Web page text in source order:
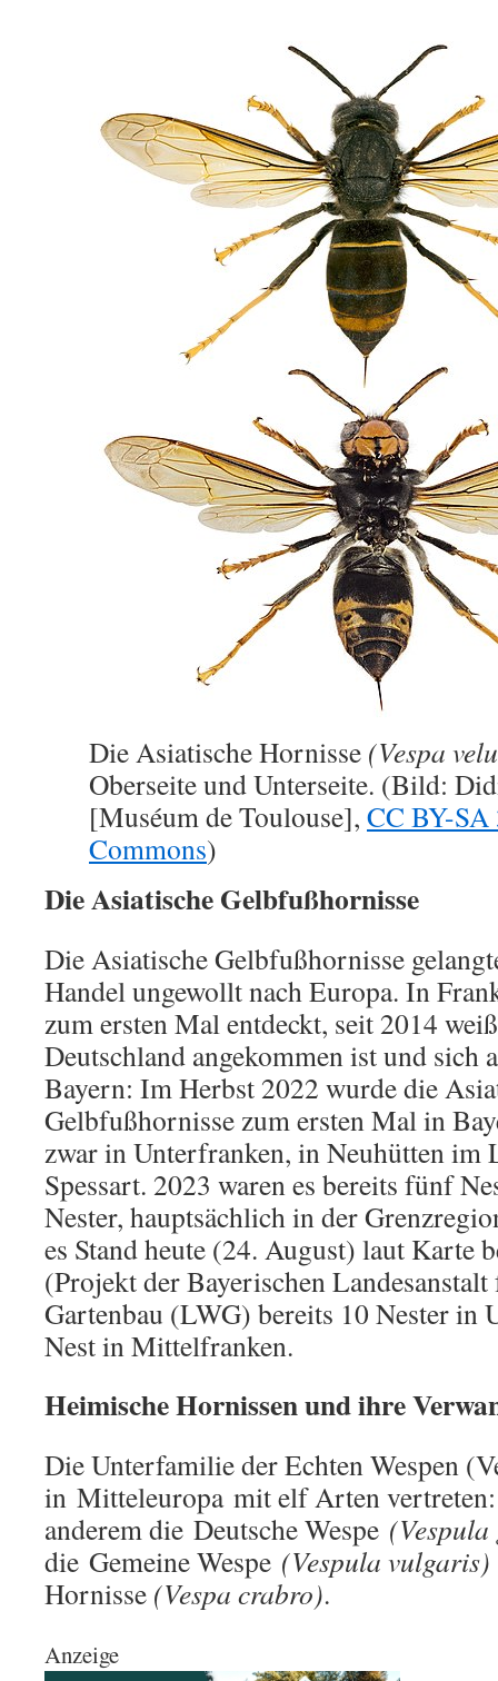
Die Asiatische Hornisse (Vespa
Oberseite und Unterseite. (Bild:
[Muséum de Toulouse], CC BY-SA
Commons)
Die Asiatische Gelbfußhornisse
Die Asiatische Gelbfußhornisse
Handel ungewollt nach Europa. In
zum ersten Mal entdeckt, seit 2014
Deutschland angekommen ist und sich
Bayern: Im Herbst 2022 wurde die
Gelbfußhornisse zum ersten Mal in
zwar in Unterfranken, in Neuhütten im
Spessart. 2023 waren es bereits fünf
Nester, hauptsächlich in der
es Stand heute (24. August) laut Karte
(Projekt der Bayerischen
Gartenbau (LWG) bereits 10 Nester in
Nest in Mittelfranken.
Heimische Hornissen und ihre
Die Unterfamilie der Echten Wespen
in Mitteleuropa mit elf Arten vertreten:
anderem die Deutsche Wespe
die Gemeine Wespe (Vespula vulgaris)
Hornisse (Vespa crabro).
Anzeige